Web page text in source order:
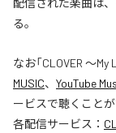
る。
なお「CLOVER ～My
MUSIC、 YouTube
ービスで聴くことが
各配信サービス：